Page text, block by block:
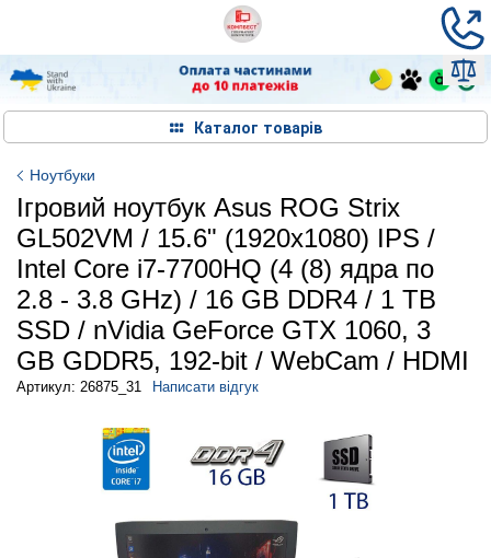
Каталог товарів
Ноутбуки
Ігровий ноутбук Asus ROG Strix
GL502VM / 15.6" (1920x1080) IPS /
Intel Core i7-7700HQ (4 (8) ядра по
2.8 - 3.8 GHz) / 16 GB DDR4 / 1 TB
SSD / nVidia GeForce GTX 1060, 3
GB GDDR5, 192-bit / WebCam / HDMI
Артикул: 26875_31 Написати відгук